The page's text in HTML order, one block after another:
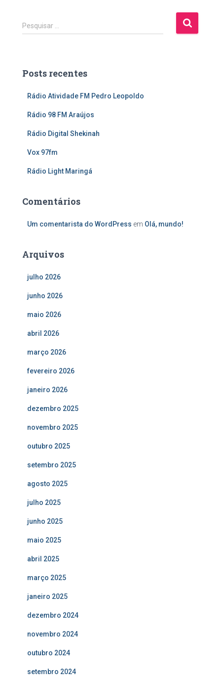
P
e
i
Pesquisar …
Posts recentes
Rádio Atividade FM Pedro Leopoldo
Rádio 98 FM Araújos
Rádio Digital Shekinah
Vox 97fm
Rádio Light Maringá
Comentários
Um comentarista do WordPress em Olá, mundo!
Arquivos
julho 2026
junho 2026
maio 2026
abril 2026
março 2026
fevereiro 2026
janeiro 2026
dezembro 2025
novembro 2025
outubro 2025
setembro 2025
agosto 2025
julho 2025
junho 2025
maio 2025
abril 2025
março 2025
janeiro 2025
dezembro 2024
novembro 2024
outubro 2024
setembro 2024